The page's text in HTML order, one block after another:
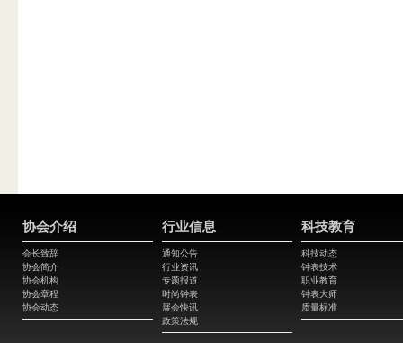
协会介绍
会长致辞
协会简介
协会机构
协会章程
协会动态
行业信息
通知公告
行业资讯
专题报道
时尚钟表
展会快讯
政策法规
科技教育
科技动态
钟表技术
职业教育
钟表大师
质量标准